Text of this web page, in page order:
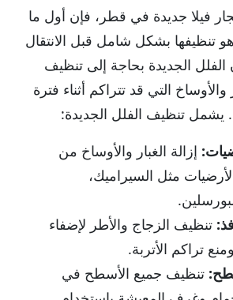
فيلا جديدة في قطر، فإن أول ما
تنظيفها بشكل شامل قبل الانتقال
الفلل الجديدة بحاجة إلى تنظيف
التي قد تتراكم أثناء فترة
يشمل تنظيف الفلل الجديدة:
إزالة الغبار والأوساخ من
مثل السيراميك،
تنظيف الزجاج والأطر لإضفاء
تراكم الأتربة.
تنظيف جميع الأسطح في